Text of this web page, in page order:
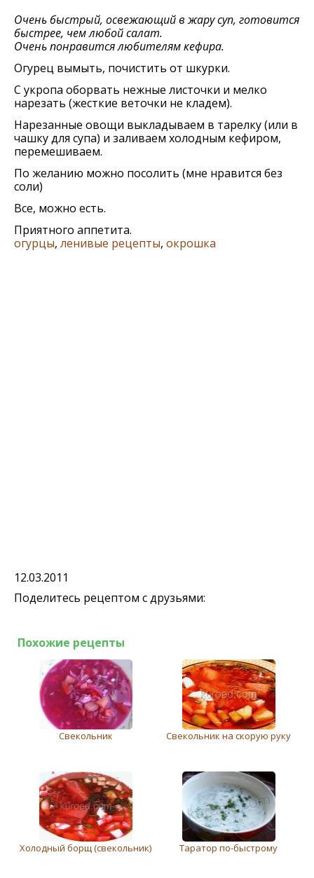
Очень быстрый, освежающий в жару суп, готовится
быстрее, чем любой салат.
Очень понравится любителям кефира.
Огурец вымыть, почистить от шкурки.
С укропа оборвать нежные листочки и мелко
нарезать (жесткие веточки не кладем).
Нарезанные овощи выкладываем в тарелку (или в
чашку для супа) и заливаем холодным кефиром,
перемешиваем.
По желанию можно посолить (мне нравится без
соли)
Все, можно есть.
Приятного аппетита.
огурцы, ленивые рецепты, окрошка
12.03.2011
Поделитесь рецептом с друзьями:
Похожие рецепты
Свекольник Свекольник на скорую руку
Холодный борщ (свeкольник) Таратор по-быстрому